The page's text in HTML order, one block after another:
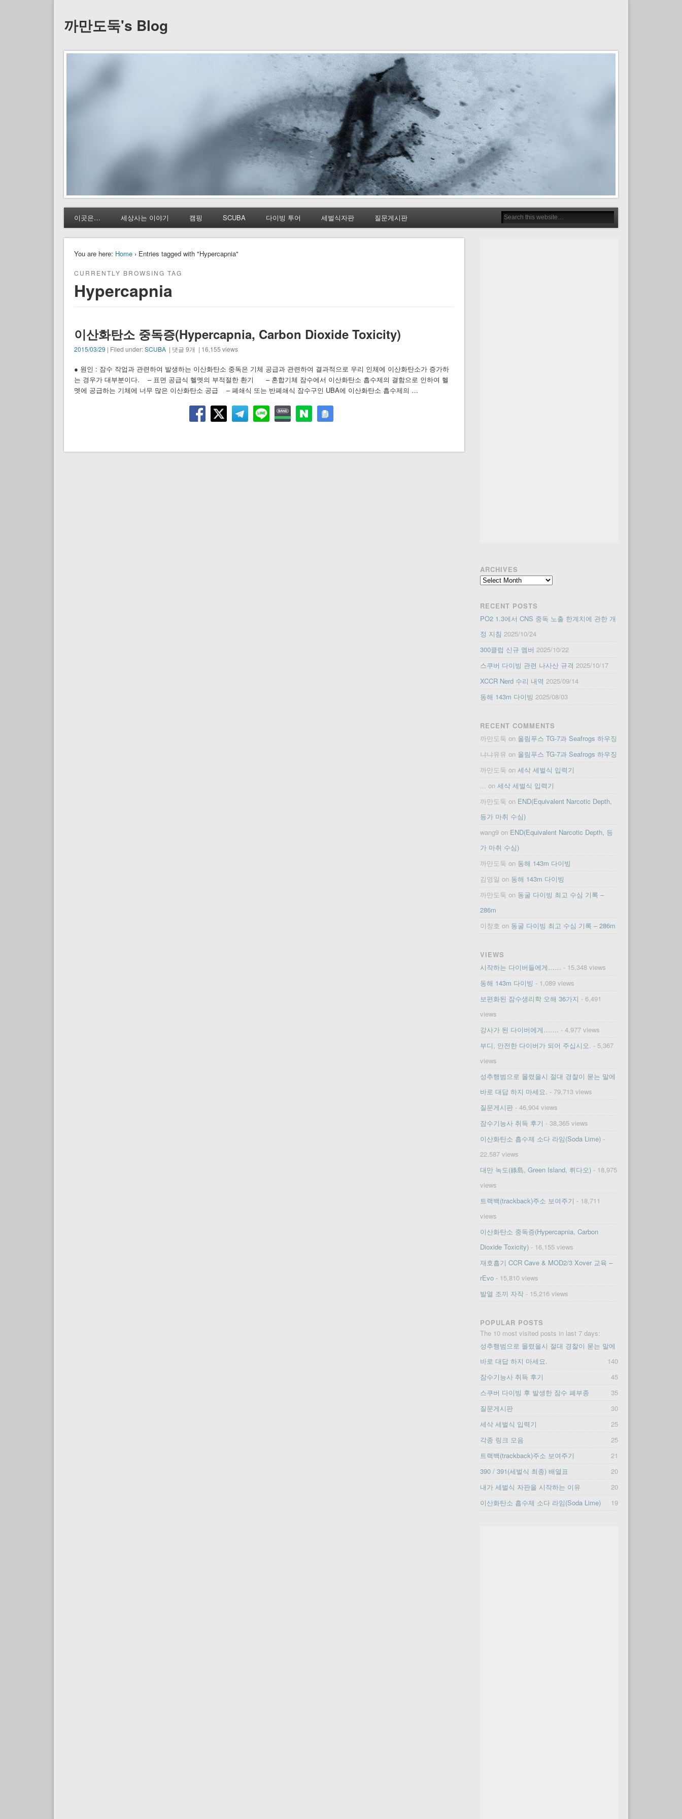
까만도둑's Blog
이곳은… 세상사는 이야기 캠핑 SCUBA 다이빙 투어 세벌식자판 질문게시판
You are here: Home› Entries tagged with "Hypercapnia"
CURRENTLY BROWSING TAG
Hypercapnia
이산화탄소 중독증(Hypercapnia, Carbon Dioxide Toxicity)
2015/03/29 | Filed under:SCUBA| 댓글 9개 | 16,155 views
● 원인 : 잠수 작업과 관련하여 발생하는 이산화탄소 중독은 기체 공급과 관련하여 결과적으로 우리 인체에 이산화탄소가 증가하
는 경우가 대부분이다. – 표면 공급식 헬멧의 부적절한 환기 – 혼합기체 잠수에서 이산화탄소 흡수제의 결함으로 인하여 헬
멧에 공급하는 기체에 너무 많은 이산화탄소 공급 – 폐쇄식 또는 반폐쇄식 잠수구인 UBA에 이산화탄소 흡수제의 …
ARCHIVES
Archives
RECENT POSTS
PO2 1.3에서 CNS 중독 노출 한계치에 관한 개
정 지침 2025/10/24
300클럽 신규 멤버 2025/10/22
스쿠버 다이빙 관련 나사산 규격 2025/10/17
XCCR Nerd 수리 내역 2025/09/14
동해 143m 다이빙 2025/08/03
RECENT COMMENTS
까만도둑 on 올림푸스 TG-7과 Seafrogs 하우징
냐냐유유 on 올림푸스 TG-7과 Seafrogs 하우징
까만도둑 on 세삭 세벌식 입력기
... on 세삭 세벌식 입력기
까만도둑 on END(Equivalent Narcotic Depth,
등가 마취 수심)
wang9on END(Equivalent Narcotic Depth, 등
가 마취 수심)
까만도둑 on 동해 143m 다이빙
김영일 on 동해 143m 다이빙
까만도둑 on 동굴 다이빙 최고 수심 기록 –
286m
이창호 on 동굴 다이빙 최고 수심 기록 – 286m
VIEWS
시작하는 다이버들에게…… - 15,348 views
동해 143m 다이빙 - 1,089 views
보편화된 잠수생리학 오해 36가지 - 6,491
views
강사가 된 다이버에게……. - 4,977 views
부디, 안전한 다이버가 되어 주십시오. - 5,367
views
성추행범으로 몰렸을시 절대 경찰이 묻는 말에
바로 대답 하지 마세요. - 79,713 views
질문게시판- 46,904 views
잠수기능사 취득 후기 - 38,365 views
이산화탄소 흡수제 소다 라임(Soda Lime)-
22,587 views
대만 녹도(綠島, Green Island, 뤼다오)- 18,975
views
트랙백(trackback)주소 보여주기 - 18,711
views
이산화탄소 중독증(Hypercapnia, Carbon
Dioxide Toxicity)- 16,155 views
재호흡기 CCR Cave & MOD2/3 Xover 교육 –
rEvo- 15,810 views
발열 조끼 자작- 15,216 views
POPULAR POSTS
The 10 most visited posts in last 7 days:
성추행범으로 몰렸을시 절대 경찰이 묻는 말에
바로 대답 하지 마세요.
140
잠수기능사 취득 후기
45
스쿠버 다이빙 후 발생한 잠수 폐부종
35
질문게시판
30
세삭 세벌식 입력기
25
각종 링크 모음
25
트랙백(trackback)주소 보여주기
21
390 / 391(세벌식 최종) 배열표
20
내가 세벌식 자판을 시작하는 이유
20
이산화탄소 흡수제 소다 라임(Soda Lime)
19